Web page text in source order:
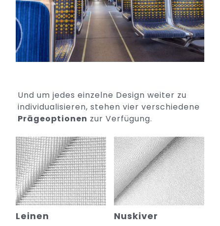
Und um jedes einzelne Design weiter zu
individualisieren, stehen vier verschiedene
Prägeoptionen zur Verfügung.
Leinen Nuskiver